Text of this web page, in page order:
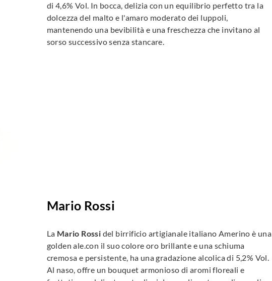
di 4,6% Vol. In bocca, delizia con un equilibrio perfetto tra la
dolcezza del malto e l'amaro moderato dei luppoli,
mantenendo una bevibilità e una freschezza che invitano al
sorso successivo senza stancare.
Mario Rossi
La Mario Rossi del birrificio artigianale italiano Amerino è una
golden ale.con il suo colore oro brillante e una schiuma
cremosa e persistente, ha una gradazione alcolica di 5,2% Vol.
Al naso, offre un bouquet armonioso di aromi floreali e